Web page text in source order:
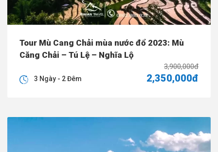
Tour Mù Cang Chải mùa nước đổ 2023: Mù
Căng Chải – Tú Lệ – Nghĩa Lộ
3,900,000đ
2,350,000đ
3 Ngày - 2 Đêm